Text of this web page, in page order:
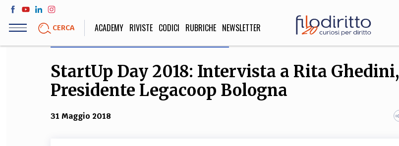
Salta
contenuto
CERCA ACADEMY RIVISTE CODICI RUBRICHE NEWSLETTER
LIFE STYLE
Sport, Cucina, Viaggi,
SOCIETÀ
Politica, Attualità,
StartUp Day 2018: Intervista a Rita Ghedini,
Presidente Legacoop Bologna
31 Maggio 2018